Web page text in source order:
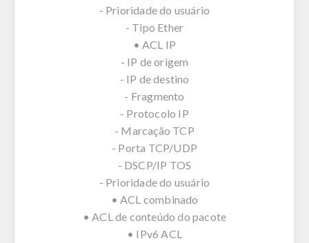
- Prioridade do usuário
- Tipo Ether
• ACL IP
- IP de origem
- IP de destino
- Fragmento
- Protocolo IP
- Marcação TCP
- Porta TCP/UDP
- DSCP/IP TOS
- Prioridade do usuário
• ACL combinado
• ACL de conteúdo do pacote
• IPv6 ACL